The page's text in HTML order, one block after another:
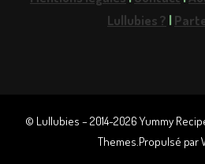
Lullubies ? |
© Lullubies – 2014-2026Yummy
Themes.Propulsé par